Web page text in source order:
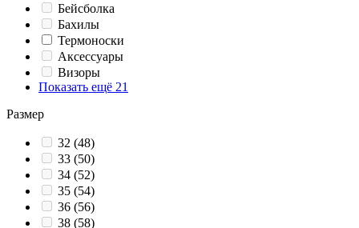
Бейсболка
Бахилы
Термоноски
Аксессуары
Визоры
Показать ещё 21
Размер
32 (48)
33 (50)
34 (52)
35 (54)
36 (56)
38 (58)